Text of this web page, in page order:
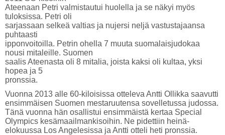
Ateenaan Petri valmistautui huolella ja se näkyi myös
tuloksissa. Petri oli
sarjassaan selkeä valtias ja nujersi neljä vastustajaansa
puhtaasti
ipponvoitoilla. Petrin ohella 7 muuta suomalaisjudokaa
nousi mitaleille. Suomen
saalis Ateenasta oli 8 mitalia, joista kaksi oli kultaa, yksi
hopea ja 5
pronssia.
Vuonna 2013 alle 60-kiloisissa otteleva Antti Ollikka saavutti
ensimmäisen Suomen mestaruutensa sovelletussa judossa.
Tänä vuonna hän osallistui ensimmäistä kertaa Special
Olympics kesämaailmankisoihin. Ne pidettiin heinä-
elokuussa Los Angelesissa ja Antti otteli heti pronssia.